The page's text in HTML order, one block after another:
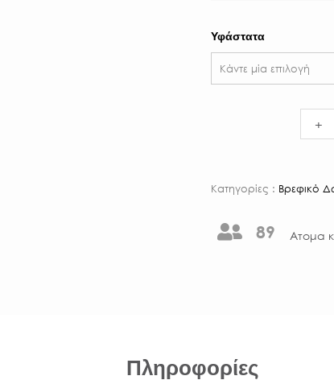
Υφάστατα
+
Κατηγορίες : Βρεφικό
89 Aτομα
Πληροφορίες